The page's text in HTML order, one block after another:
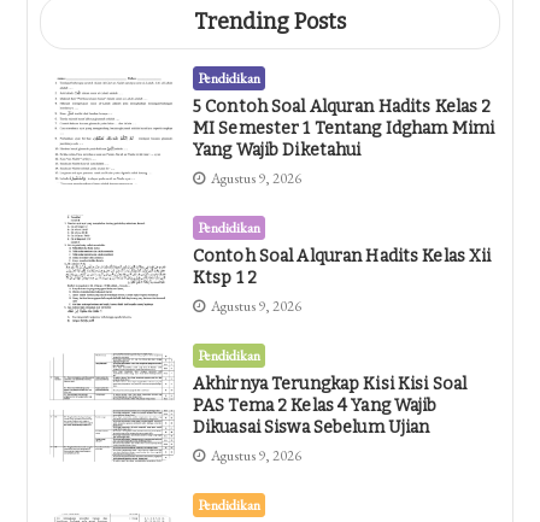
Trending Posts
Pendidikan
5 Contoh Soal Alquran Hadits Kelas 2
MI Semester 1 Tentang Idgham Mimi
Yang Wajib Diketahui
Agustus 9, 2026
Pendidikan
Contoh Soal Alquran Hadits Kelas Xii
Ktsp 1 2
Agustus 9, 2026
Pendidikan
Akhirnya Terungkap Kisi Kisi Soal
PAS Tema 2 Kelas 4 Yang Wajib
Dikuasai Siswa Sebelum Ujian
Agustus 9, 2026
Pendidikan